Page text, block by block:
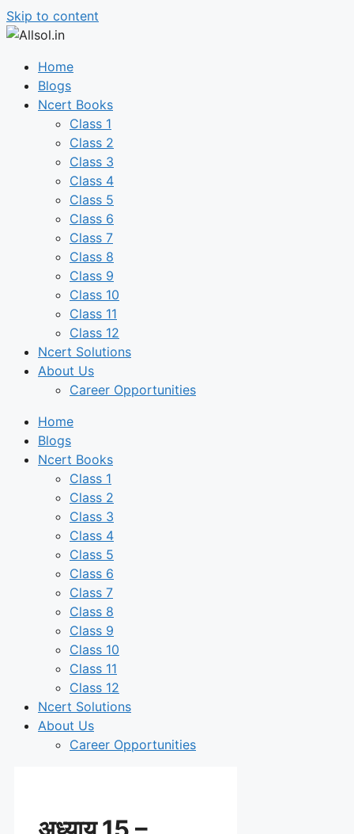
Skip to content
Home
Blogs
Ncert Books
Class 1
Class 2
Class 3
Class 4
Class 5
Class 6
Class 7
Class 8
Class 9
Class 10
Class 11
Class 12
Ncert Solutions
About Us
Career Opportunities
Home
Blogs
Ncert Books
Class 1
Class 2
Class 3
Class 4
Class 5
Class 6
Class 7
Class 8
Class 9
Class 10
Class 11
Class 12
Ncert Solutions
About Us
Career Opportunities